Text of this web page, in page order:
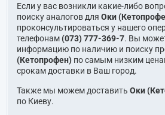
Если у вас возникли какие-либо
поиску аналогов для Оки
проконсультироваться у нашего
телефонам (073) 777-369-7. Вы
информацию по наличию и поиску
(Кетопрофен) по самым низким
срокам доставки в Ваш город.
Также мы можем доставить Оки
по Киеву.